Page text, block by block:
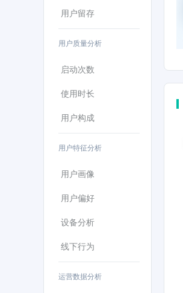
用户留存
用户质量分析
启动次数
使用时长
用户构成
用户特征分析
用户画像
用户偏好
设备分析
线下行为
运营数据分析